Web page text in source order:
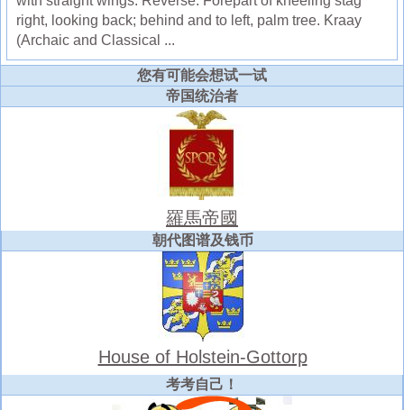
right, looking back; behind and to left, palm tree. Kraay
(Archaic and Classical ...
您有可能会想试一试
帝国统治者
羅馬帝國
朝代图谱及钱币
House of Holstein-Gottorp
考考自己！